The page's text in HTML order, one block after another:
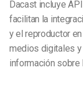
Dacast incluye
facilitan la
y el reproductor
medios digitales
información